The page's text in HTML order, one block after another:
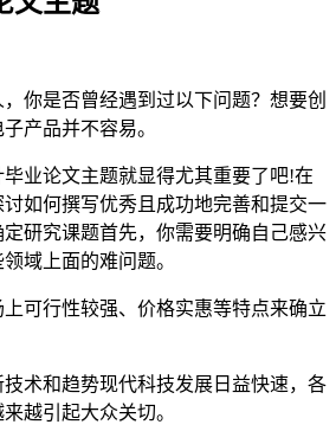
你是否曾经遇到过以下问题？想要创
产品并不容易。
业论文主题就显得尤其重要了吧!在
如何撰写优秀且成功地完善和提交一
研究课题首先，你需要明确自己感兴
域上面的难问题。
可行性较强、价格实惠等特点来确立
术和趋势现代科技发展日益快速，各
越引起大众关切。